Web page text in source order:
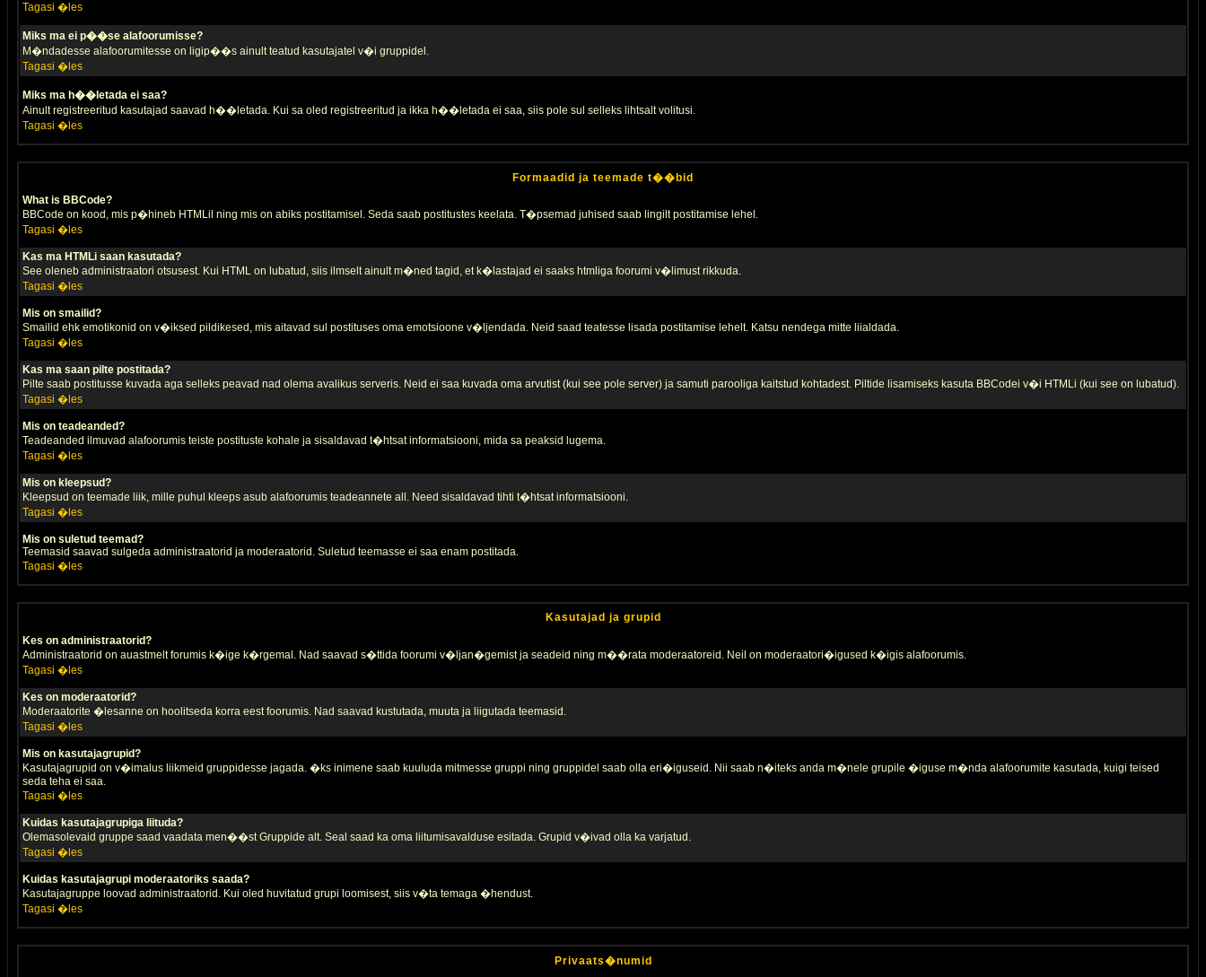
Tagasi �les
Miks ma ei p��se alafoorumisse?
M�ndadesse alafoorumitesse on ligip��s ainult teatud kasutajatel v�i gruppidel.
Tagasi �les
Miks ma h��letada ei saa?
Ainult registreeritud kasutajad saavad h��letada. Kui sa oled registreeritud ja ikka h��letada ei saa, siis pole sul selleks lihtsalt volitusi.
Tagasi �les
Formaadid ja teemade t��bid
What is BBCode?
BBCode on kood, mis p�hineb HTMLil ning mis on abiks postitamisel. Seda saab postitustes keelata. T�psemad juhised saab lingilt postitamise lehel.
Tagasi �les
Kas ma HTMLi saan kasutada?
See oleneb administraatori otsusest. Kui HTML on lubatud, siis ilmselt ainult m�ned tagid, et k�lastajad ei saaks htmliga foorumi v�limust rikkuda.
Tagasi �les
Mis on smailid?
Smailid ehk emotikonid on v�iksed pildikesed, mis aitavad sul postituses oma emotsioone v�ljendada. Neid saad teatesse lisada postitamise lehelt. Katsu nendega mitte liialdada.
Tagasi �les
Kas ma saan pilte postitada?
Pilte saab postitusse kuvada aga selleks peavad nad olema avalikus serveris. Neid ei saa kuvada oma arvutist (kui see pole server) ja samuti parooliga kaitstud kohtadest. Piltide lisamiseks kasuta BBCodei v�i HTMLi (kui see on lubatud).
Tagasi �les
Mis on teadeanded?
Teadeanded ilmuvad alafoorumis teiste postituste kohale ja sisaldavad t�htsat informatsiooni, mida sa peaksid lugema.
Tagasi �les
Mis on kleepsud?
Kleepsud on teemade liik, mille puhul kleeps asub alafoorumis teadeannete all. Need sisaldavad tihti t�htsat informatsiooni.
Tagasi �les
Mis on suletud teemad?
Teemasid saavad sulgeda administraatorid ja moderaatorid. Suletud teemasse ei saa enam postitada.
Tagasi �les
Kasutajad ja grupid
Kes on administraatorid?
Administraatorid on auastmelt forumis k�ige k�rgemal. Nad saavad s�ttida foorumi v�ljan�gemist ja seadeid ning m��rata moderaatoreid. Neil on moderaatori�igused k�igis alafoorumis.
Tagasi �les
Kes on moderaatorid?
Moderaatorite �lesanne on hoolitseda korra eest foorumis. Nad saavad kustutada, muuta ja liigutada teemasid.
Tagasi �les
Mis on kasutajagrupid?
Kasutajagrupid on v�imalus liikmeid gruppidesse jagada. �ks inimene saab kuuluda mitmesse gruppi ning gruppidel saab olla eri�iguseid. Nii saab n�iteks anda m�nele grupile �iguse m�nda alafoorumite kasutada, kuigi teised
seda teha ei saa.
Tagasi �les
Kuidas kasutajagrupiga liituda?
Olemasolevaid gruppe saad vaadata men��st Gruppide alt. Seal saad ka oma liitumisavalduse esitada. Grupid v�ivad olla ka varjatud.
Tagasi �les
Kuidas kasutajagrupi moderaatoriks saada?
Kasutajagruppe loovad administraatorid. Kui oled huvitatud grupi loomisest, siis v�ta temaga �hendust.
Tagasi �les
Privaats�numid